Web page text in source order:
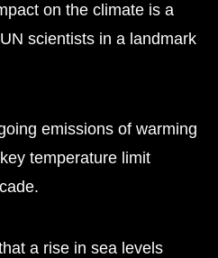
on the climate is a
scientists in a landmark
emissions of warming
temperature limit
a rise in sea levels